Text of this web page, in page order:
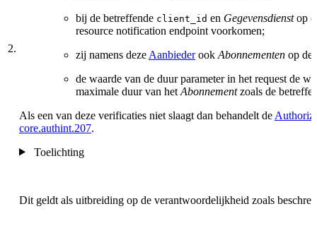
2.
bij de betreffende client_id en Gegevensdienstop
resource notification endpoint voorkomen;
zij namens deze Aanbiederook Abonnementen op
de waarde van de duur parameter in het request de
maximale duur van het Abonnementzoals de
Als een van deze verificaties niet slaagt dan behandelt de
core.authint.207.
Toelichting
Dit geldt als uitbreiding op de verantwoordelijkheid zoals